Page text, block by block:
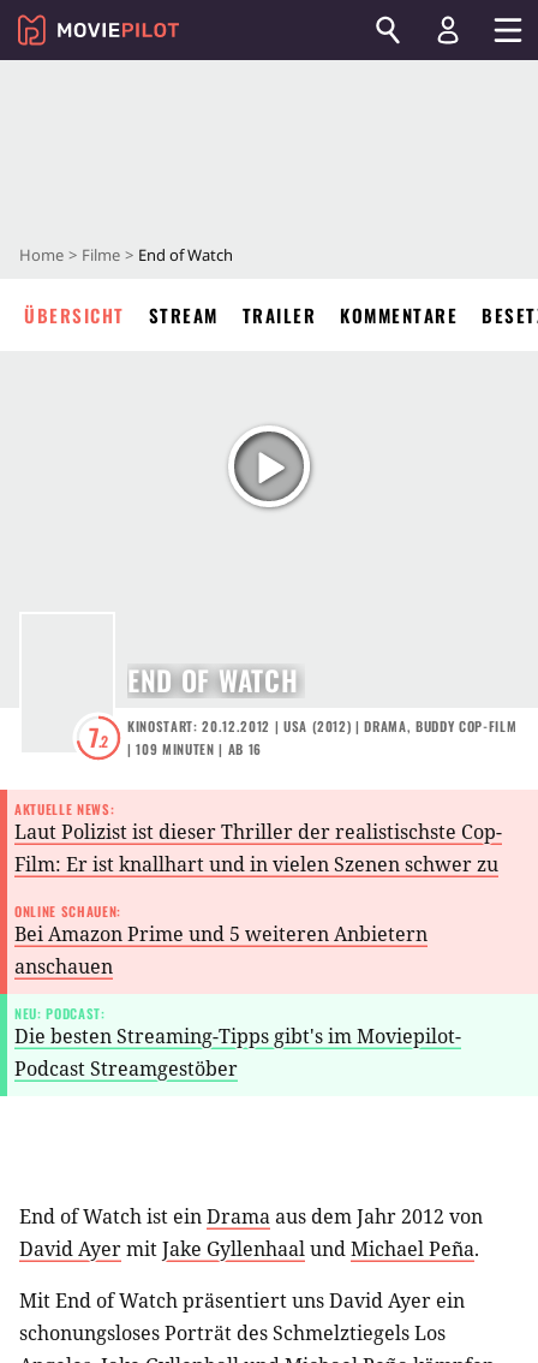
Home Filme End of Watch
ÜBERSICHT STREAM TRAILER KOMMENTARE
7.2
END OF WATCH
KINOSTART: 20.12.2012 | USA (2012) |DRAMA,BUDDY COP-FILM
| 109 MINUTEN | AB 16
AKTUELLE NEWS:
Laut Polizist ist dieser Thriller der realistischste Cop-
Film: Er ist knallhart und in vielen Szenen schwer zu
ONLINE SCHAUEN:
Bei Amazon Prime und 5 weiteren Anbietern
anschauen
NEU: PODCAST:
Die besten Streaming-Tipps gibt's im Moviepilot-
Podcast Streamgestöber
End of Watch ist einDramaaus dem Jahr 2012 von
David AyermitJake GyllenhaalundMichael Peña.
Mit End of Watch präsentiert uns David Ayer ein
schonungsloses Porträt des Schmelztiegels Los